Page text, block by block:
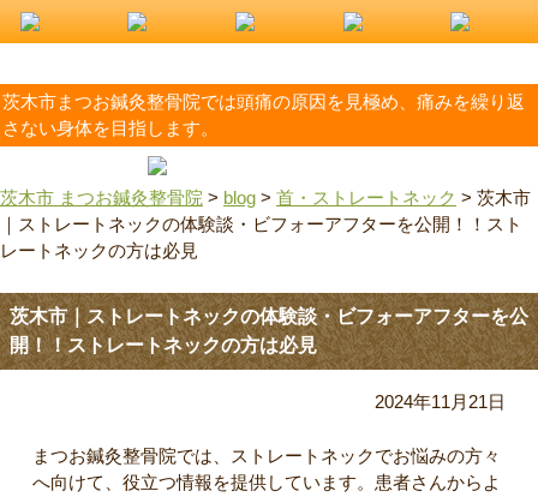
茨木市まつお鍼灸整骨院では頭痛の原因を見極め、痛みを繰り返
さない身体を目指します。
茨木市 まつお鍼灸整骨院 > blog > 首・ストレートネック > 茨木市
｜ストレートネックの体験談・ビフォーアフターを公開！！スト
レートネックの方は必見
茨木市｜ストレートネックの体験談・ビフォーアフターを公
開！！ストレートネックの方は必見
2024年11月21日
まつお鍼灸整骨院では、ストレートネックでお悩みの方々
へ向けて、役立つ情報を提供しています。患者さんからよ